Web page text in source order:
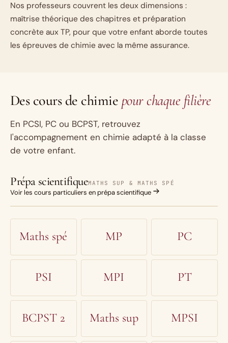
Nos professeurs couvrent les deux dimensions :
maîtrise théorique des chapitres et préparation
concrète aux TP, pour que votre enfant aborde toutes
les épreuves de chimie avec la même assurance.
Des cours de chimie pour chaque filière
En PCSI, PC ou BCPST, retrouvez
l'accompagnement en chimie adapté à la classe
de votre enfant.
Prépa scientifiqueMATHS SUP & MATHS SPÉ
Voir les cours particuliers en prépa scientifique
Maths spé MP PC
PSI MPI PT
BCPST 2 Maths sup MPSI